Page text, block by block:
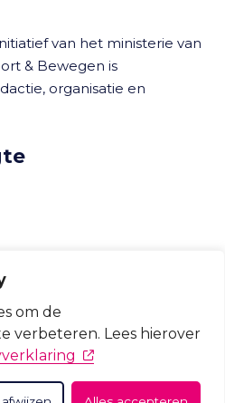
om de
verbeteren. Lees hierover
(opent in nieuw
van het ministerie van
& Bewegen is
organisatie en
wijzigen
Disclaimer